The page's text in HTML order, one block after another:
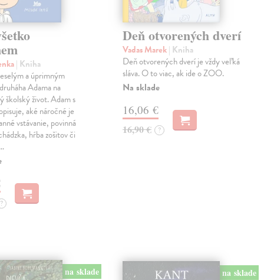
| Kniha
a úprimným
Adama na
školský život. Adam s
aké náročné je
vstávanie, povinná
hŕba zošitov či
?
Deň otvorených dverí
Vadas Marek| Kniha
Deň otvorených dverí je vždy veľká
sláva. O to viac, ak ide o ZOO.
Na sklade
16,06 €
16,90 € ?
na sklade na sklade